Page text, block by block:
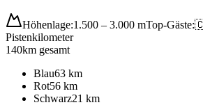
Höhenlage:1.500 – 3.000 mTop-Gäste:
Pistenkilometer
140km gesamt
Blau63 km
Rot56 km
Schwarz21 km